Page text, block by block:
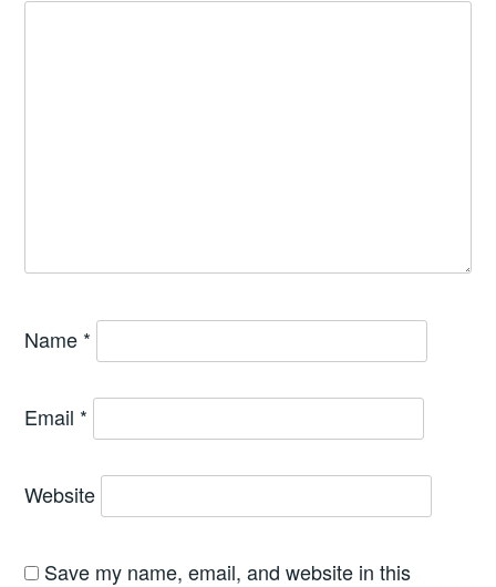
Name *
Email *
Website
Save my name, email, and website in this